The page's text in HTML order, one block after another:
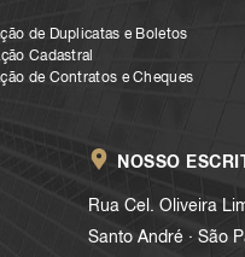
de Duplicatas e Boletos
Cadastral
de Contratos e Cheques
NOSSO
Rua Cel. Oliveira
Santo André . São